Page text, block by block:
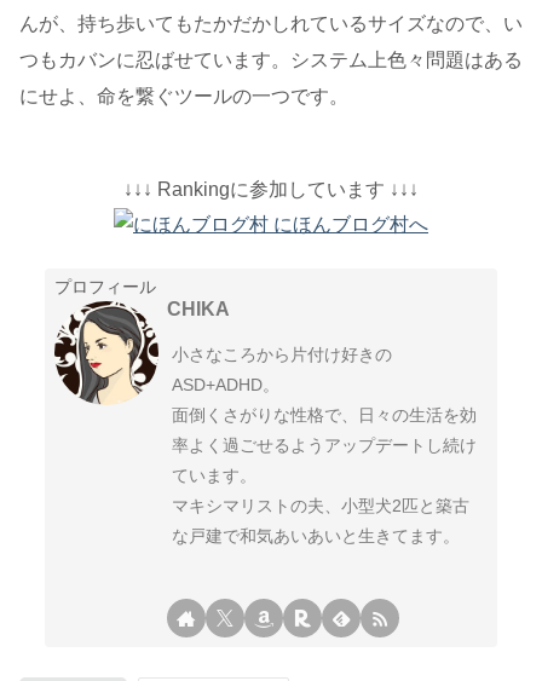
んが、持ち歩いてもたかだかしれているサイズなので、い
つもカバンに忍ばせています。システム上色々問題はある
にせよ、命を繋ぐツールの一つです。
↓↓↓ Rankingに参加しています ↓↓↓
プロフィール
CHIKA
小さなころから片付け好きの
ASD+ADHD。
面倒くさがりな性格で、日々の生活を効
率よく過ごせるようアップデートし続け
ています。
マキシマリストの夫、小型犬2匹と築古
な戸建で和気あいあいと生きてます。